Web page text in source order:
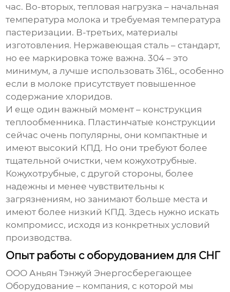
час. Во-вторых, тепловая нагрузка – начальная
температура молока и требуемая температура
пастеризации. В-третьих, материалы
изготовления. Нержавеющая сталь – стандарт,
но ее маркировка тоже важна. 304 – это
минимум, а лучше использовать 316L, особенно
если в молоке присутствует повышенное
содержание хлоридов.
И еще один важный момент – конструкция
теплообменника. Пластинчатые конструкции
сейчас очень популярны, они компактные и
имеют высокий КПД. Но они требуют более
тщательной очистки, чем кожухотрубные.
Кожухотрубные, с другой стороны, более
надежны и менее чувствительны к
загрязнениям, но занимают больше места и
имеют более низкий КПД. Здесь нужно искать
компромисс, исходя из конкретных условий
производства.
Опыт работы с оборудованием для СНГ
ООО Аньян Тэнжуй Энергосберегающее
Оборудование – компания, с которой мы